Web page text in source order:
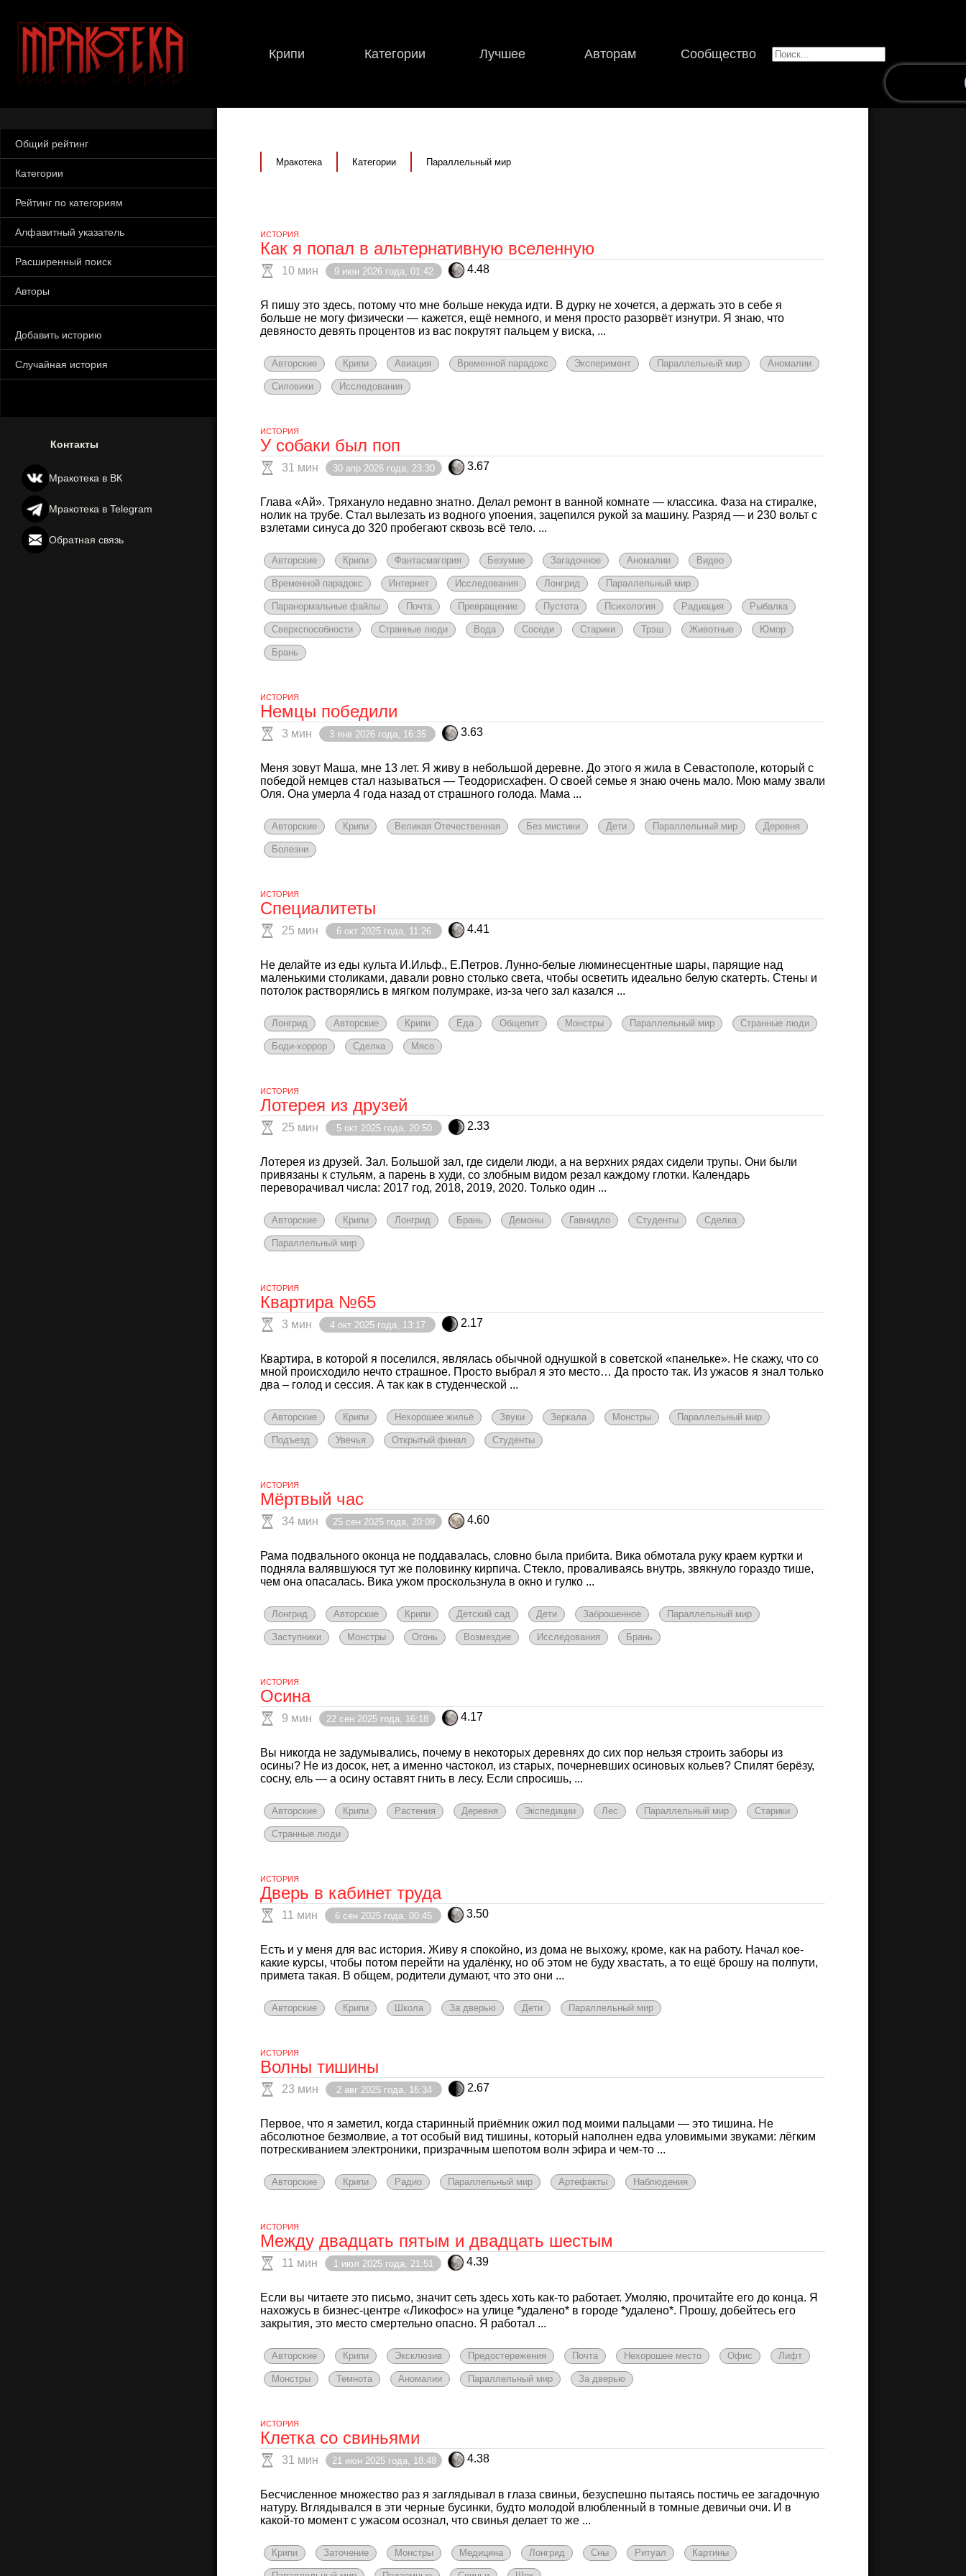
Крипи Категории Лучшее Авторам Сообщество
Общий рейтинг
Категории
Рейтинг по категориям
Алфавитный указатель
Расширенный поиск
Авторы
Добавить историю
Случайная история
Контакты
Мракотека в ВК
Мракотека в Telegram
Обратная связь
Мракотека Категории Параллельный мир
ИСТОРИЯ
Как я попал в альтернативную вселенную
10 мин 9 июн 2026 года, 01:42 4.48
Я пишу это здесь, потому что мне больше некуда идти. В дурку не хочется, а держать это в себе я
больше не могу физически — кажется, ещё немного, и меня просто разорвёт изнутри. Я знаю, что
девяносто девять процентов из вас покрутят пальцем у виска, ...
Авторские Крипи Авиация Временной парадокс Эксперимент Параллельный мир Аномалии
Силовики Исследования
ИСТОРИЯ
У собаки был поп
31 мин 30 апр 2026 года, 23:30 3.67
Глава «Ай». Тряхануло недавно знатно. Делал ремонт в ванной комнате — классика. Фаза на стиралке,
нолик на трубе. Стал вылезать из водного упоения, зацепился рукой за машину. Разряд — и 230 вольт с
взлетами синуса до 320 пробегают сквозь всё тело. ...
Авторские Крипи Фантасмагория Безумие Загадочное Аномалии Видео
Временной парадокс Интернет Исследования Лонгрид Параллельный мир
Паранормальные файлы Почта Превращение Пустота Психология Радиация Рыбалка
Сверхспособности Странные люди Вода Соседи Старики Трэш Животные Юмор
Брань
ИСТОРИЯ
Немцы победили
3 мин 3 янв 2026 года, 16:35 3.63
Меня зовут Маша, мне 13 лет. Я живу в небольшой деревне. До этого я жила в Севастополе, который с
победой немцев стал называться — Теодорисхафен. О своей семье я знаю очень мало. Мою маму звали
Оля. Она умерла 4 года назад от страшного голода. Мама ...
Авторские Крипи Великая Отечественная Без мистики Дети Параллельный мир Деревня
Болезни
ИСТОРИЯ
Специалитеты
25 мин 6 окт 2025 года, 11:26 4.41
Не делайте из еды культа И.Ильф., Е.Петров. Лунно-белые люминесцентные шары, парящие над
маленькими столиками, давали ровно столько света, чтобы осветить идеально белую скатерть. Стены и
потолок растворялись в мягком полумраке, из-за чего зал казался ...
Лонгрид Авторские Крипи Еда Общепит Монстры Параллельный мир Странные люди
Боди-хоррор Сделка Мясо
ИСТОРИЯ
Лотерея из друзей
25 мин 5 окт 2025 года, 20:50 2.33
Лотерея из друзей. Зал. Большой зал, где сидели люди, а на верхних рядах сидели трупы. Они были
привязаны к стульям, а парень в худи, со злобным видом резал каждому глотки. Календарь
переворачивал числа: 2017 год, 2018, 2019, 2020. Только один ...
Авторские Крипи Лонгрид Брань Демоны Гавнидло Студенты Сделка
Параллельный мир
ИСТОРИЯ
Квартира №65
3 мин 4 окт 2025 года, 13:17 2.17
Квартира, в которой я поселился, являлась обычной однушкой в советской «панельке». Не скажу, что со
мной происходило нечто страшное. Просто выбрал я это место… Да просто так. Из ужасов я знал только
два – голод и сессия. А так как в студенческой ...
Авторские Крипи Нехорошее жильё Звуки Зеркала Монстры Параллельный мир
Подъезд Увечья Открытый финал Студенты
ИСТОРИЯ
Мёртвый час
34 мин 25 сен 2025 года, 20:09 4.60
Рама подвального оконца не поддавалась, словно была прибита. Вика обмотала руку краем куртки и
подняла валявшуюся тут же половинку кирпича. Стекло, проваливаясь внутрь, звякнуло гораздо тише,
чем она опасалась. Вика ужом проскользнула в окно и гулко ...
Лонгрид Авторские Крипи Детский сад Дети Заброшенное Параллельный мир
Заступники Монстры Огонь Возмездие Исследования Брань
ИСТОРИЯ
Осина
9 мин 22 сен 2025 года, 16:18 4.17
Вы никогда не задумывались, почему в некоторых деревнях до сих пор нельзя строить заборы из
осины? Не из досок, нет, а именно частокол, из старых, почерневших осиновых кольев? Спилят берёзу,
сосну, ель — а осину оставят гнить в лесу. Если спросишь, ...
Авторские Крипи Растения Деревня Экспедиции Лес Параллельный мир Старики
Странные люди
ИСТОРИЯ
Дверь в кабинет труда
11 мин 6 сен 2025 года, 00:45 3.50
Есть и у меня для вас история. Живу я спокойно, из дома не выхожу, кроме, как на работу. Начал кое-
какие курсы, чтобы потом перейти на удалёнку, но об этом не буду хвастать, а то ещё брошу на полпути,
примета такая. В общем, родители думают, что это они ...
Авторские Крипи Школа За дверью Дети Параллельный мир
ИСТОРИЯ
Волны тишины
23 мин 2 авг 2025 года, 16:34 2.67
Первое, что я заметил, когда старинный приёмник ожил под моими пальцами — это тишина. Не
абсолютное безмолвие, а тот особый вид тишины, который наполнен едва уловимыми звуками: лёгким
потрескиванием электроники, призрачным шепотом волн эфира и чем-то ...
Авторские Крипи Радио Параллельный мир Артефакты Наблюдения
ИСТОРИЯ
Между двадцать пятым и двадцать шестым
11 мин 1 июл 2025 года, 21:51 4.39
Если вы читаете это письмо, значит сеть здесь хоть как-то работает. Умоляю, прочитайте его до конца. Я
нахожусь в бизнес-центре «Ликофос» на улице *удалено* в городе *удалено*. Прошу, добейтесь его
закрытия, это место смертельно опасно. Я работал ...
Авторские Крипи Эксклюзив Предостережения Почта Нехорошее место Офис Лифт
Монстры Темнота Аномалии Параллельный мир За дверью
ИСТОРИЯ
Клетка со свиньями
31 мин 21 июн 2025 года, 18:48 4.38
Бесчисленное множество раз я заглядывал в глаза свиньи, безуспешно пытаясь постичь ее загадочную
натуру. Вглядывался в эти черные бусинки, будто молодой влюбленный в томные девичьи очи. И в
какой-то момент с ужасом осознал, что свинья делает то же ...
Крипи Заточение Монстры Медицина Лонгрид Сны Ритуал Картины